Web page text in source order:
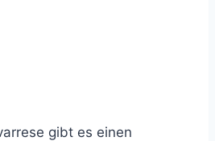
gibt es einen